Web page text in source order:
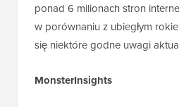
ponad 6 milionach stron
w porównaniu z ubiegłym
się niektóre godne uwagi
MonsterInsights